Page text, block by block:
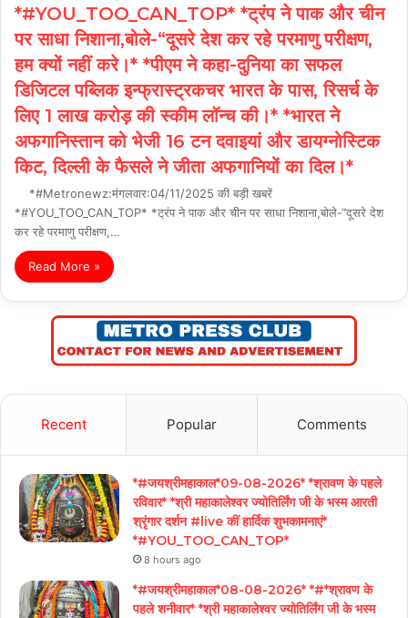
*#YOU_TOO_CAN_TOP* *ट्रंप ने पाक और चीन
पर साधा निशाना,बोले-“दूसरे देश कर रहे परमाणु परीक्षण,
हम क्यों नहीं करे।* *पीएम ने कहा-दुनिया का सफल
डिजिटल पब्लिक इन्फ्रास्ट्रकचर भारत के पास, रिसर्च के
लिए 1 लाख करोड़ की स्कीम लॉन्च की।* *भारत ने
अफगानिस्तान को भेजी 16 टन दवाइयां और डायग्नोस्टिक
किट, दिल्ली के फैसले ने जीता अफगानियों का दिल।*
*#Metronewz:मंगलवार:04/11/2025 की बड़ी खबरें
*#YOU_TOO_CAN_TOP* *ट्रंप ने पाक और चीन पर साधा निशाना,बोले-“दूसरे देश
कर रहे परमाणु परीक्षण,…
Read More »
Recent Popular Comments
*#जयश्रीमहाकाल*09-08-2026* *श्रावण के पहले
रविवार* *श्री महाकालेश्वर ज्योतिर्लिंग जी के भस्म आरती
श्रृंगार दर्शन #live कीं हार्दिक शुभकामनाएं*
*#YOU_TOO_CAN_TOP*
8 hours ago
*#जयश्रीमहाकाल*08-08-2026* *#*श्रावण के
पहले शनीवार* *श्री महाकालेश्वर ज्योतिर्लिंग जी के भस्म